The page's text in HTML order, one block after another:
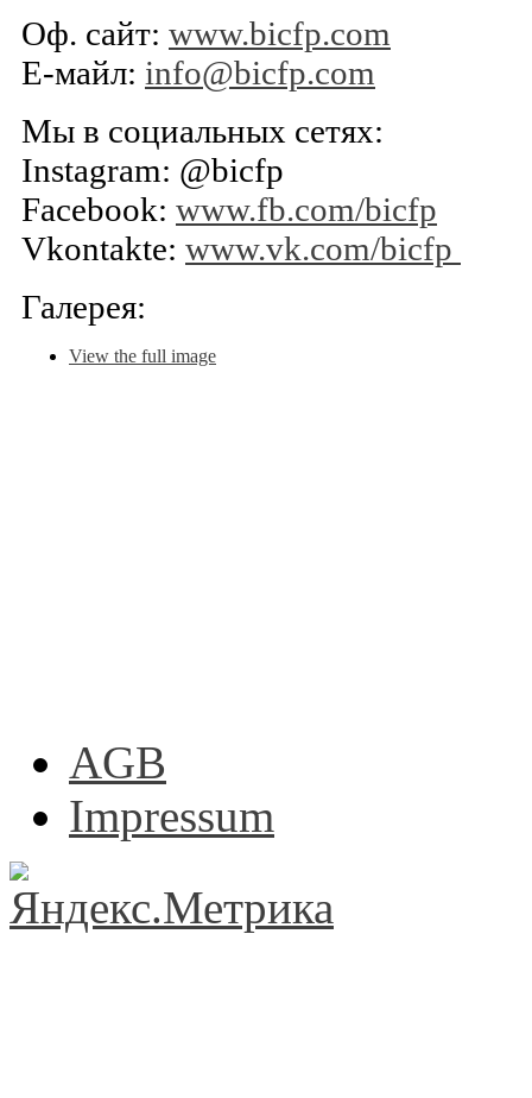
Оф. сайт: www.bicfp.com
Е-майл: info@bicfp.com
Мы в социальных сетях:
Instagram: @bicfp
Facebook: www.fb.com/bicfp
Vkontakte: www.vk.com/bicfp
Галерея:
View the full image
AGB
Impressum